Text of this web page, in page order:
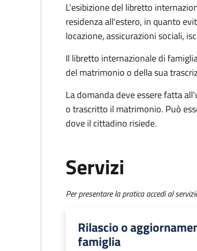
L'esibizione del libretto
residenza all'estero, in quanto
locazione, assicurazioni sociali,
Il libretto internazionale di
del matrimonio o della sua
La domanda deve essere fatta
o trascritto il matrimonio. Può
dove il cittadino risiede.
Servizi
Per presentare la pratica accedi al
Rilascio o
famiglia